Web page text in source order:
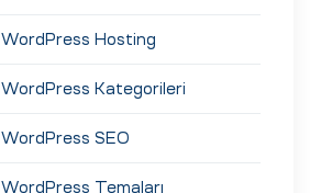
WordPress Hosting
WordPress Kategorileri
WordPress SEO
WordPress Temaları